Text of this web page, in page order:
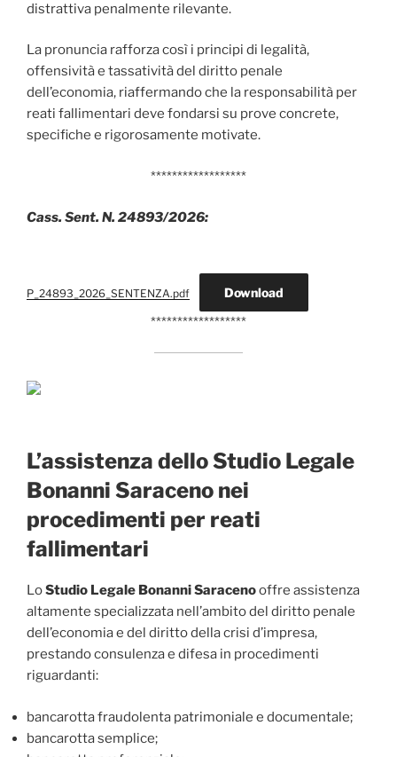
distrattiva penalmente rilevante.
La pronuncia rafforza così i principi di legalità,
offensività e tassatività del diritto penale
dell’economia, riaffermando che la responsabilità per
reati fallimentari deve fondarsi su prove concrete,
specifiche e rigorosamente motivate.
******************
Cass. Sent. N. 24893/2026:
P_24893_2026_SENTENZA.pdf Download
******************
L’assistenza dello Studio Legale
Bonanni Saraceno nei
procedimenti per reati
fallimentari
LoStudio Legale Bonanni Saracenooffre assistenza
altamente specializzata nell’ambito del diritto penale
dell’economia e del diritto della crisi d’impresa,
prestando consulenza e difesa in procedimenti
riguardanti:
bancarotta fraudolenta patrimoniale e documentale;
bancarotta semplice;